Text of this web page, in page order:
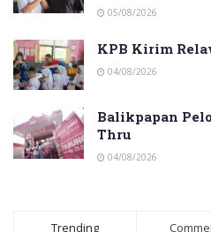
05/08/2026
KPB Kirim
04/08/2026
Balikpapan
Thru
04/08/2026
Trending